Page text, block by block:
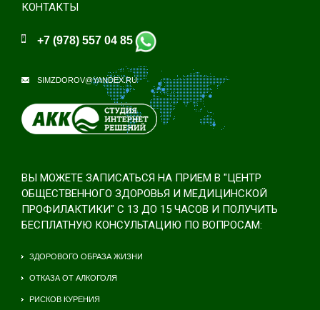
КОНТАКТЫ
+7 (978) 557 04 85
SIMZDOROV@YANDEX.RU
ВЫ МОЖЕТЕ ЗАПИСАТЬСЯ НА ПРИЕМ В "ЦЕНТР
ОБЩЕСТВЕННОГО ЗДОРОВЬЯ И МЕДИЦИНСКОЙ
ПРОФИЛАКТИКИ" С 13 ДО 15 ЧАСОВ И ПОЛУЧИТЬ
БЕСПЛАТНУЮ КОНСУЛЬТАЦИЮ ПО ВОПРОСАМ:
ЗДОРОВОГО ОБРАЗА ЖИЗНИ
ОТКАЗА ОТ АЛКОГОЛЯ
РИСКОВ КУРЕНИЯ